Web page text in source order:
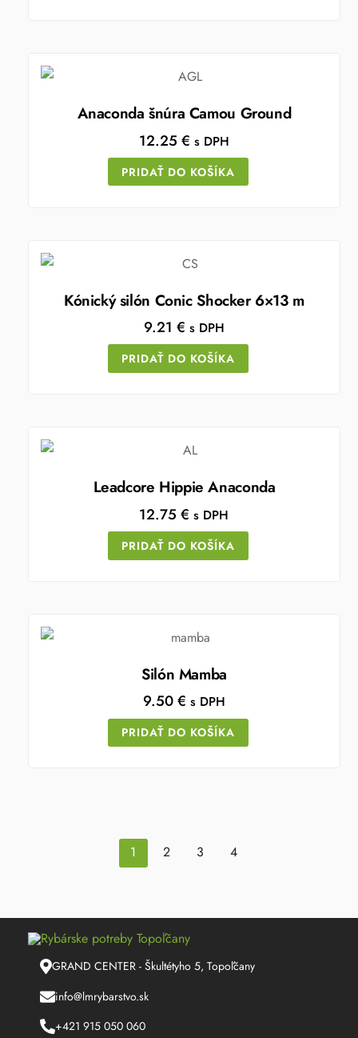
Anaconda šnúra Camou Ground
12.25 € s DPH
PRIDAŤ DO KOŠÍKA
Kónický silón Conic Shocker 6×13 m
9.21 € s DPH
PRIDAŤ DO KOŠÍKA
Leadcore Hippie Anaconda
12.75€ s DPH
PRIDAŤ DO KOŠÍKA
Silón Mamba
9.50€ s DPH
PRIDAŤ DO KOŠÍKA
1 2 3 4
GRAND CENTER - Škultétyho 5, Topoľčany
info@lmrybarstvo.sk
+421 915 050 060